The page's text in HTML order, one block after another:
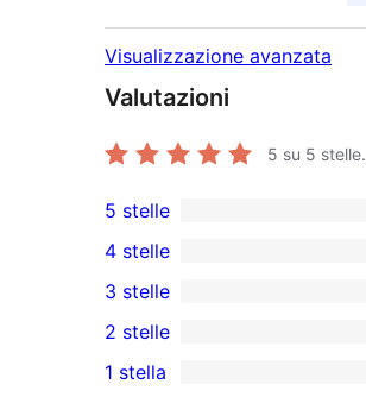
Visualizzazione avanzata
Valutazioni
5 su 5 stelle.
1
5-
recensioni
a
stelle
5 stelle
recensioni
a
4-
4 stelle
0
recensioni
a
3 stelle
recensioni
2 stelle
1 stella